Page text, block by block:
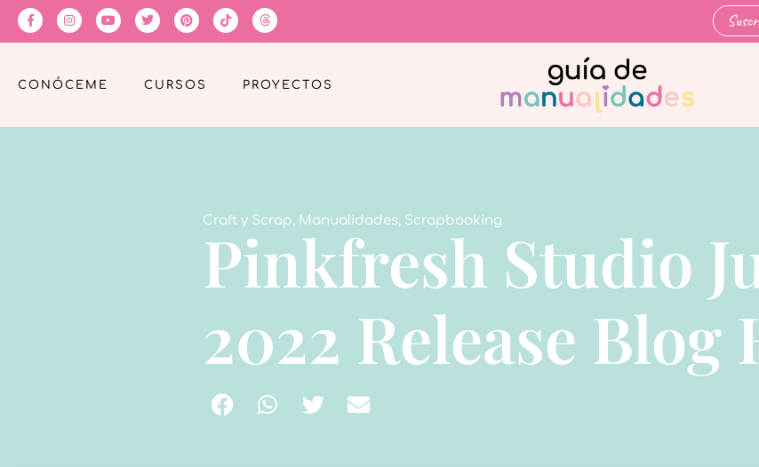
CONÓCEME CURSOS PROYECTOS
Craft y Scrap, Manualidades, Scrapbooking
Pinkfresh Studio
2022 Release Blog